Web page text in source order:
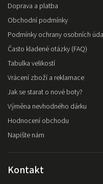
Doprava a platba
Obchodní podmínky
Podmínky ochrany osobních
Často kladené otázky (FAQ)
Tabulka velikostí
Vrácení zboží a reklamace
Jak se starat o nové boty?
Výměna nevhodného dárku
Hodnocení obchodu
Napište nám
Kontakt